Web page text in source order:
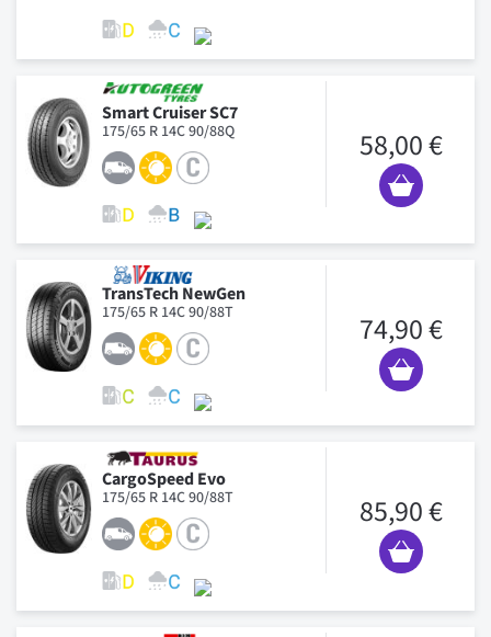
Smart Cruiser SC7
175/65 R 14C 90/88Q 58,00 €
TransTech NewGen
175/65 R 14C 90/88T 74,90 €
CargoSpeed Evo
175/65 R 14C 90/88T 85,90 €